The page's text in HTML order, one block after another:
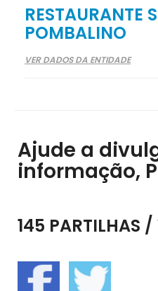
RESTAURANTE
POMBALINO
VER DADOS DA ENTIDADE
Ajude a
informação,
145 PARTILHAS /